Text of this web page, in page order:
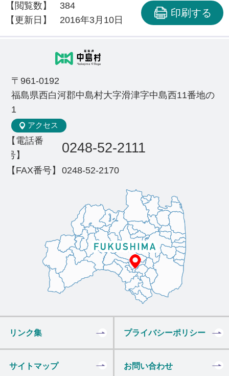
【閲覧数】
384
【更新日】
2016年3月10日
印刷する
〒961-0192
福島県西白河郡中島村大字滑津字中島西11番地の
1
アクセス
【電話番
号】
0248-52-2111
【FAX番号】 0248-52-2170
リンク集 プライバシーポリシー
サイトマップ お問い合わせ